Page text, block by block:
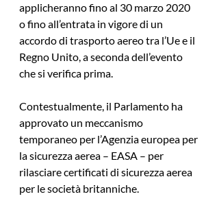
applicheranno fino al 30 marzo 2020
o fino all’entrata in vigore di un
accordo di trasporto aereo tra l’Ue e il
Regno Unito, a seconda dell’evento
che si verifica prima.
Contestualmente, il Parlamento ha
approvato un meccanismo
temporaneo per l’Agenzia europea per
la sicurezza aerea – EASA – per
rilasciare certificati di sicurezza aerea
per le società britanniche.